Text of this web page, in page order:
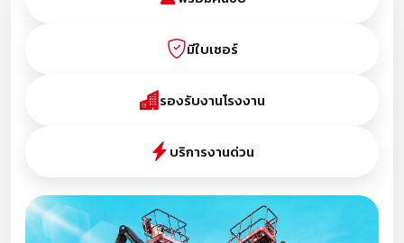
มีใบเซอร์
รองรับงานโรงงาน
บริการงานด่วน